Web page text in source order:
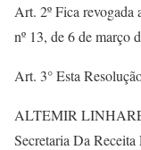
Art. 2º Fica revogada
nº 13, de 6 de março
Art. 3° Esta
ALTEMIR
Secretaria Da